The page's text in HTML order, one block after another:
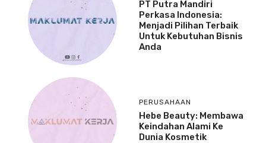
PT Putra Mandiri
Perkasa Indonesia:
Menjadi Pilihan Terbaik
Untuk Kebutuhan Bisnis
Anda
PERUSAHAAN
Hebe Beauty: Membawa
Keindahan Alami Ke
Dunia Kosmetik